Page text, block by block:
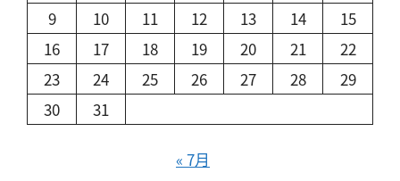
9
10 11 12 13 14
15
16
17 18 19 20 21
22
23
24 25 26 27 28
29
30
31
« 7月